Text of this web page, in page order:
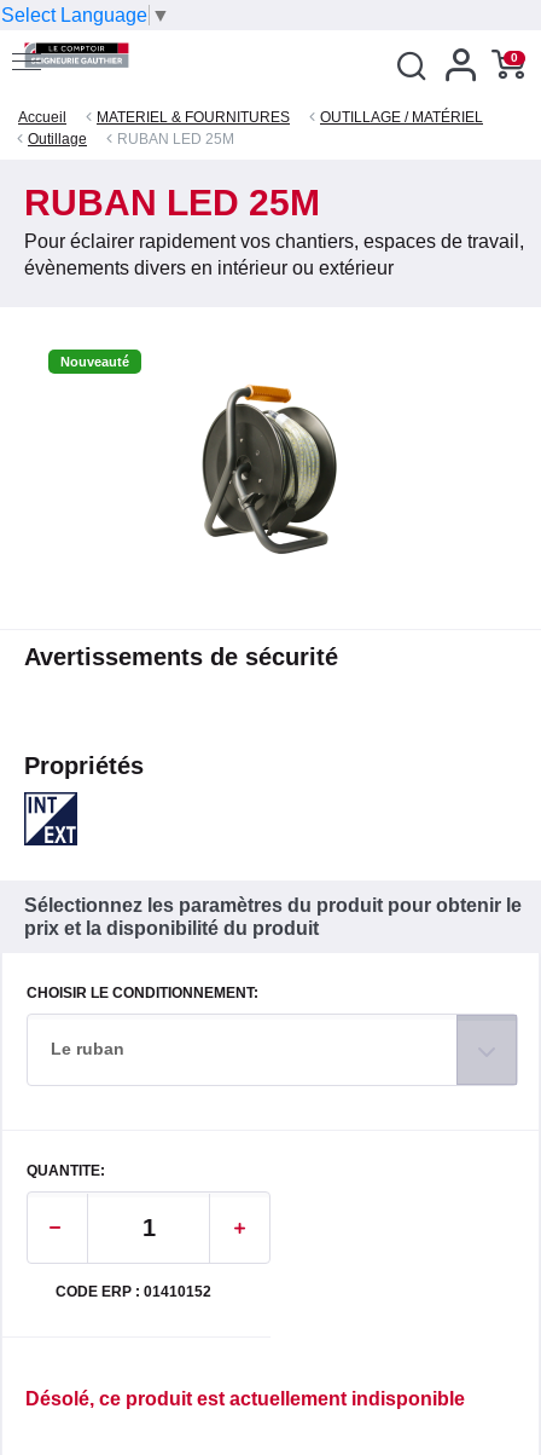
Select Language ▼
0
Accueil MATERIEL & FOURNITURES
OUTILLAGE / MATÉRIEL
Outillage
RUBAN LED 25M
RUBAN LED 25M
Pour éclairer rapidement vos chantiers, espaces de travail,
évènements divers en intérieur ou extérieur
Nouveauté
Avertissements de sécurité
Propriétés
Sélectionnez les paramètres du produit pour obtenir le
prix et la disponibilité du produit
CHOISIR LE CONDITIONNEMENT:
Le ruban
QUANTITE:
CODE ERP : 01410152
Désolé, ce produit est actuellement indisponible